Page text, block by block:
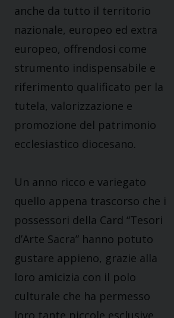
anche da tutto il territorio
nazionale, europeo ed extra
europeo, offrendosi come
strumento indispensabile e
riferimento qualificato per la
tutela, valorizzazione e
promozione del patrimonio
ecclesiastico diocesano.
Un anno ricco e variegato
quello appena trascorso che i
possessori della Card “Tesori
d’Arte Sacra” hanno potuto
gustare appieno, grazie alla
loro amicizia con il polo
culturale che ha permesso
loro tante piccole esclusive.